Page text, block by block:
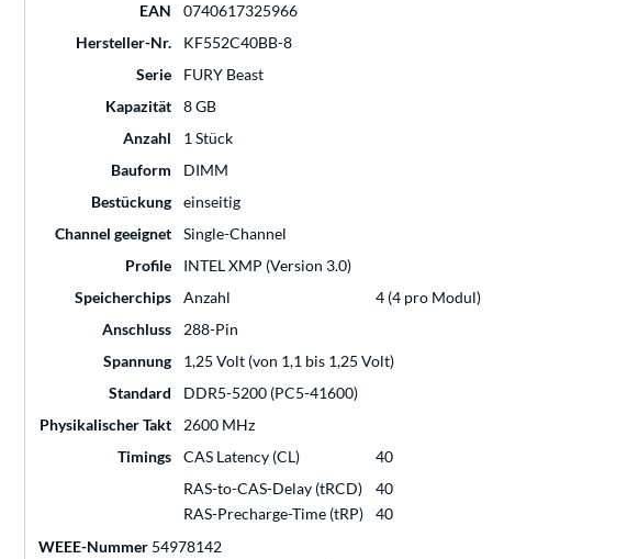
EAN
0740617325966
Hersteller-Nr.
KF552C40BB-8
Serie
FURY Beast
Kapazität
8 GB
Anzahl
1 Stück
Bauform
DIMM
Bestückung
einseitig
Channel geeignet
Single-Channel
Profile
INTEL XMP (Version 3.0)
Speicherchips
Anzahl
4 (4 pro Modul)
Anschluss
288-Pin
Spannung
1,25 Volt (von 1,1 bis 1,25 Volt)
Standard
DDR5-5200 (PC5-41600)
Physikalischer Takt
2600 MHz
Timings
CAS Latency (CL)
40
RAS-to-CAS-Delay (tRCD)
40
RAS-Precharge-Time (tRP)
40
WEEE-Nummer 54978142